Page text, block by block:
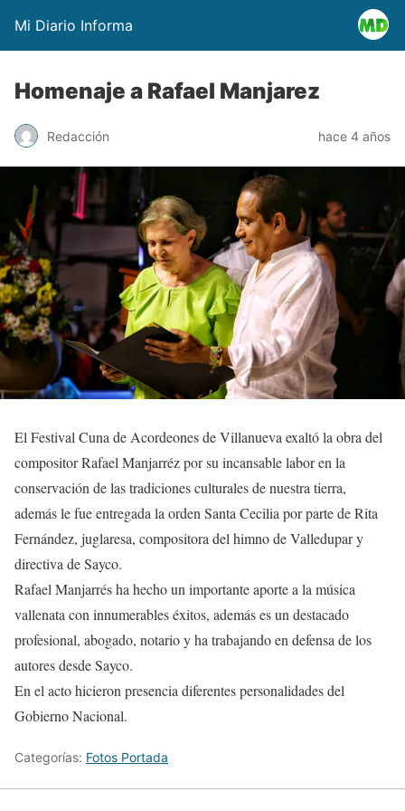
Mi Diario Informa
Homenaje a Rafael Manjarez
Redacción hace 4 años
El Festival Cuna de Acordeones de Villanueva exaltó la obra del
compositor Rafael Manjarréz por su incansable labor en la
conservación de las tradiciones culturales de nuestra tierra,
además le fue entregada la orden Santa Cecilia por parte de Rita
Fernández, juglaresa, compositora del himno de Valledupar y
directiva de Sayco.
Rafael Manjarrés ha hecho un importante aporte a la música
vallenata con innumerables éxitos, además es un destacado
profesional, abogado, notario y ha trabajando en defensa de los
autores desde Sayco.
En el acto hicieron presencia diferentes personalidades del
Gobierno Nacional.
Categorías: Fotos Portada